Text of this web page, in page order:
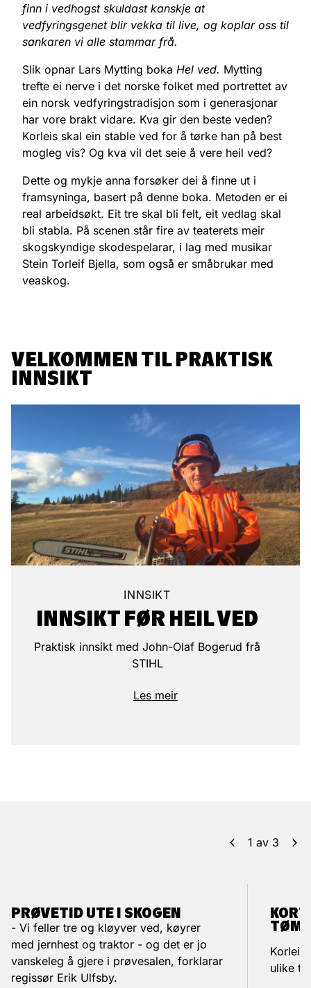
finn i vedhogst skuldast kanskje at
vedfyringsgenet blir vekka til live, og koplar oss til
sankaren vi alle stammar frå.
Slik opnar Lars Mytting boka Hel ved. Mytting
trefte ei nerve i det norske folket med portrettet av
ein norsk vedfyringstradisjon som i generasjonar
har vore brakt vidare. Kva gir den beste veden?
Korleis skal ein stable ved for å tørke han på best
mogleg vis? Og kva vil det seie å vere heil ved?
Dette og mykje anna forsøker dei å finne ut i
framsyninga, basert på denne boka. Metoden er ei
real arbeidsøkt. Eit tre skal bli felt, eit vedlag skal
bli stabla. På scenen står fire av teaterets meir
skogskyndige skodespelarar, i lag med musikar
Stein Torleif Bjella, som også er småbrukar med
veaskog.
VELKOMMEN TIL PRAKTISK
INNSIKT
INNSIKT
INNSIKT FØR HEIL VED
Praktisk innsikt med John-Olaf Bogerud frå
STIHL
Les meir
1 av 3
PRØVETID UTE I SKOGEN
- Vi feller tre og kløyver ved, køyrer
med jernhest og traktor - og det er jo
vanskeleg å gjere i prøvesalen, forklarar
regissør Erik Ulfsby.
Korleis
ulike